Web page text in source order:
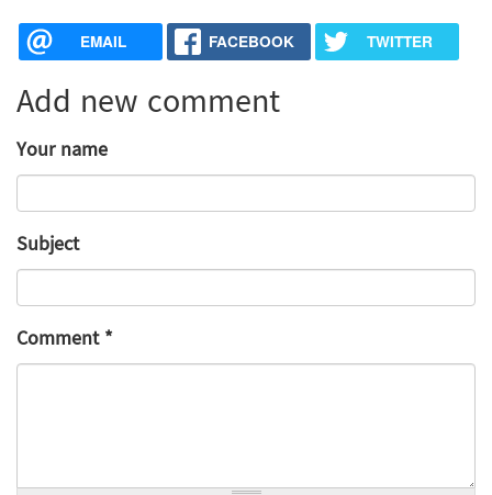
EMAIL FACEBOOK TWITTER
Add new comment
Your name
Subject
Comment*